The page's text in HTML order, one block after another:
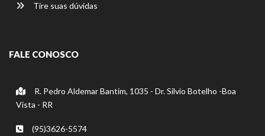
Tire suas dúvidas
FALE CONOSCO
R. Pedro Aldemar Bantim, 1035 - Dr. Silvio Botelho -Boa
Vista - RR
(95)3626-5574